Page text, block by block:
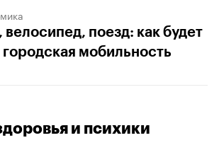
поезд: как будет
городская мобильность
и психики